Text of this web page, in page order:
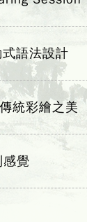
語法設計
統彩繪之美
覺